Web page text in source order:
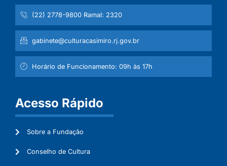
(22) 2778-9800 Ramal: 2320
gabinete@culturacasimiro.rj.gov.br
Horário de Funcionamento: 09h às 17h
Acesso Rápido
Sobre a Fundação
Conselho de Cultura